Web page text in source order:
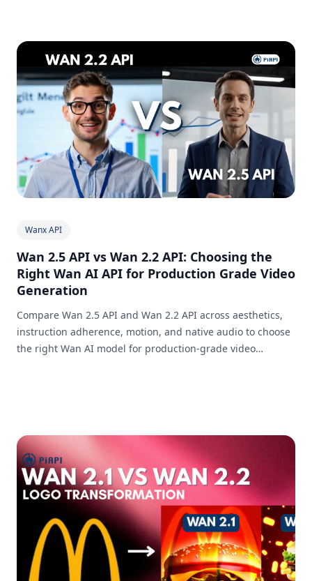
Wanx API
Wan 2.5 API vs Wan 2.2 API: Choosing the
Right Wan AI API for Production Grade Video
Generation
Compare Wan 2.5 API and Wan 2.2 API across aesthetics,
instruction adherence, motion, and native audio to choose
the right Wan AI model for production-grade video